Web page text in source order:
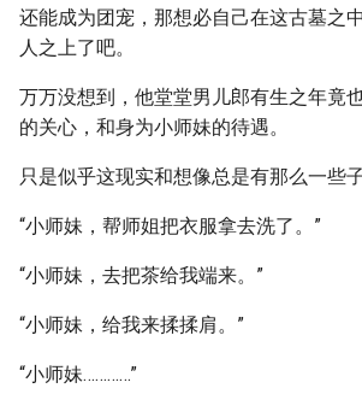
还能成为团宠，那想必自己在这古墓之
人之上了吧。
万万没想到，他堂堂男儿郎有生之年竟
的关心，和身为小师妹的待遇。
只是似乎这现实和想像总是有那么一些
“小师妹，帮师姐把衣服拿去洗了。”
“小师妹，去把茶给我端来。”
“小师妹，给我来揉揉肩。”
“小师妹…………”